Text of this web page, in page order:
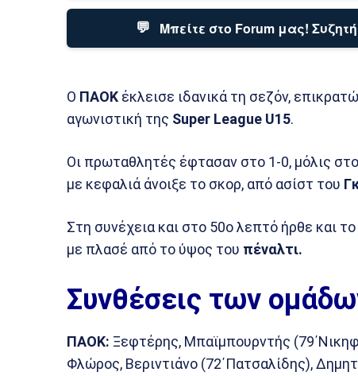
💬 Μπείτε στο Forum μας!
Ο ΠΑΟΚ έκλεισε ιδανικά τη σεζόν,
αγωνιστική της Super League U15.
Οι πρωταθλητές έφτασαν στο 1-0, μόλις
με κεφαλιά άνοιξε το σκορ, από ασίστ του
Στη συνέχεια και στο 50ο λεπτό ήρθε και
με πλασέ από το ύψος του πέναλτι.
Συνθέσεις των
ΠΑΟΚ: Ξεφτέρης, Μπαϊμπουρντής
Φλώρος, Βεριντιάνο (72΄Πατσαλίδης),